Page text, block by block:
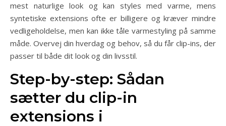
mest naturlige look og kan styles med varme, mens
syntetiske extensions ofte er billigere og kræver mindre
vedligeholdelse, men kan ikke tåle varmestyling på samme
måde. Overvej din hverdag og behov, så du får clip-ins, der
passer til både dit look og din livsstil.
Step-by-step: Sådan
sætter du clip-in
extensions i